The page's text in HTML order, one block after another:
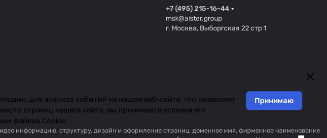
+7 (495) 215-16-44
msk@alster.group
г. Москва, Выборгская 22 стр 1
информацию, структуру, дизайн и оформление страниц, доменное имя, фирменное наименование
для анализа событий на нашем веб-сайте, что позволяет
страниц нашего сайта, вы принимаете условия его
файлов Cookie.
Принимаю